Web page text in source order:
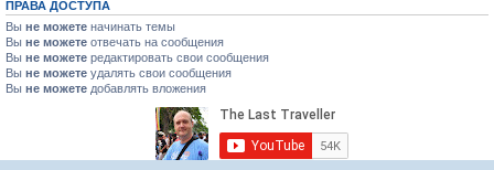
ПРАВА ДОСТУПА
Вы не можете начинать темы
Вы не можете отвечать на сообщения
Вы не можете редактировать свои сообщения
Вы не можете удалять свои сообщения
Вы не можете добавлять вложения